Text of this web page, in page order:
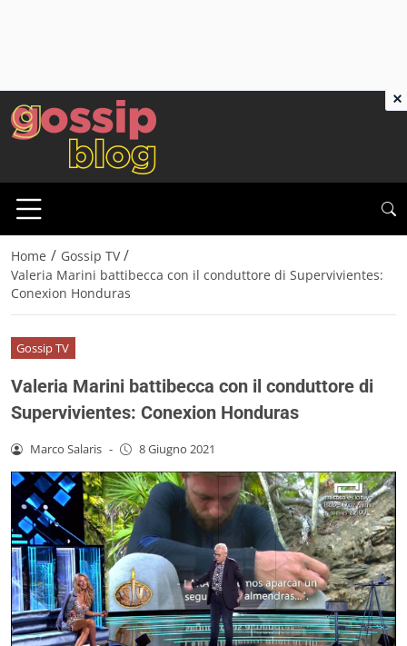
Home / Gossip TV /
Valeria Marini battibecca con il conduttore di Supervivientes:
Conexion Honduras
Gossip TV
Valeria Marini battibecca con il conduttore di
Supervivientes: Conexion Honduras
Marco Salaris - 8 Giugno 2021
×